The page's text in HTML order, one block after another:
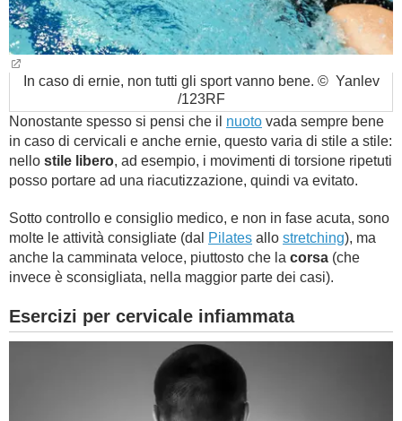
In caso di ernie, non tutti gli sport vanno bene. © Yanlev
/123RF
Nonostante spesso si pensi che il nuoto vada sempre bene
in caso di cervicali e anche ernie, questo varia di stile a stile:
nello stile libero, ad esempio, i movimenti di torsione ripetuti
posso portare ad una riacutizzazione, quindi va evitato.
Sotto controllo e consiglio medico, e non in fase acuta, sono
molte le attività consigliate (dal
Pilates allo stretching), ma
anche la camminata veloce, piuttosto che la corsa (che
invece è sconsigliata, nella maggior parte dei casi).
Esercizi per cervicale infiammata